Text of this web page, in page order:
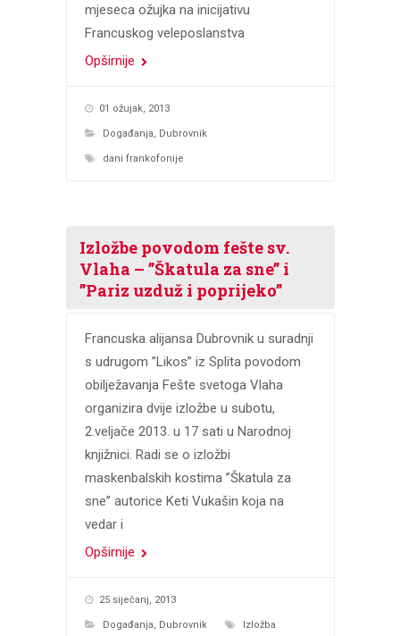
mjeseca ožujka na inicijativu
Francuskog veleposlanstva
Opširnije
01 ožujak, 2013
Događanja, Dubrovnik
dani frankofonije
Izložbe povodom fešte sv.
Vlaha – ”Škatula za sne” i
”Pariz uzduž i poprijeko”
Francuska alijansa Dubrovnik u suradnji
s udrugom ”Likos” iz Splita povodom
obilježavanja Fešte svetoga Vlaha
organizira dvije izložbe u subotu,
2.veljače 2013. u 17 sati u Narodnoj
knjižnici. Radi se o izložbi
maskenbalskih kostima ”Škatula za
sne” autorice Keti Vukašin koja na
vedar i
Opširnije
25 siječanj, 2013
Događanja, Dubrovnik Izložba